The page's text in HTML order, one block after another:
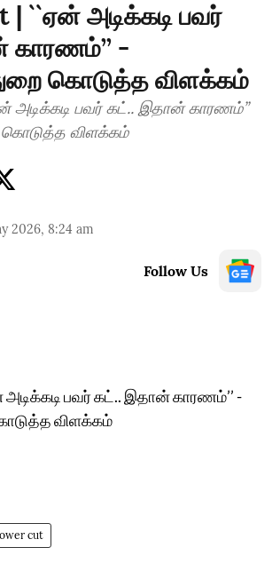
| ``ஏன் அடிக்கடி பவர்
-
கொடுத்த விளக்கம்
அடிக்கடி பவர் கட்.. இதான் காரணம்’’
கொடுத்த விளக்கம்
2026, 8:24 am
Follow Us
பவர் கட்.. இதான் காரணம்’’ -
விளக்கம்
cut